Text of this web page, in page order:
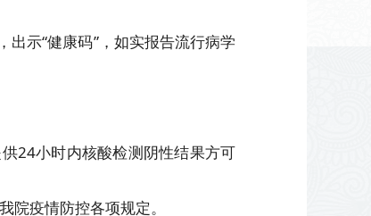
示“健康码”，如实报告流行病学
24小时内核酸检测阴性结果方可
疫情防控各项规定。